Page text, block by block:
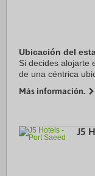
Ubicación del
Si decides alojarte
de una céntrica
Zaitunay Bay.
Más información.
J5